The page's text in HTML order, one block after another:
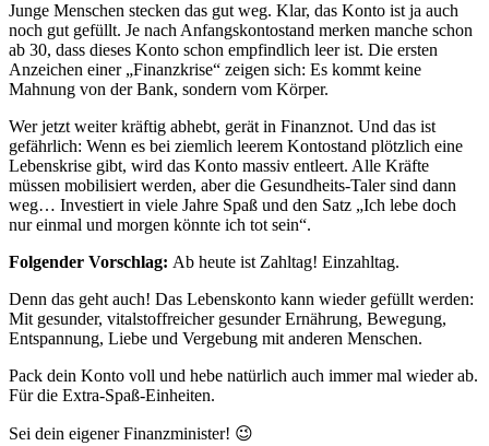
Junge Menschen stecken das gut weg. Klar, das Konto ist ja auch
noch gut gefüllt. Je nach Anfangskontostand merken manche schon
ab 30, dass dieses Konto schon empfindlich leer ist. Die ersten
Anzeichen einer „Finanzkrise“ zeigen sich: Es kommt keine
Mahnung von der Bank, sondern vom Körper.
Wer jetzt weiter kräftig abhebt, gerät in Finanznot. Und das ist
gefährlich: Wenn es bei ziemlich leerem Kontostand plötzlich eine
Lebenskrise gibt, wird das Konto massiv entleert. Alle Kräfte
müssen mobilisiert werden, aber die Gesundheits-Taler sind dann
weg… Investiert in viele Jahre Spaß und den Satz „Ich lebe doch
nur einmal und morgen könnte ich tot sein“.
Folgender Vorschlag: Ab heute ist Zahltag! Einzahltag.
Denn das geht auch! Das Lebenskonto kann wieder gefüllt werden:
Mit gesunder, vitalstoffreicher gesunder Ernährung, Bewegung,
Entspannung, Liebe und Vergebung mit anderen Menschen.
Pack dein Konto voll und hebe natürlich auch immer mal wieder ab.
Für die Extra-Spaß-Einheiten.
Sei dein eigener Finanzminister! 😉